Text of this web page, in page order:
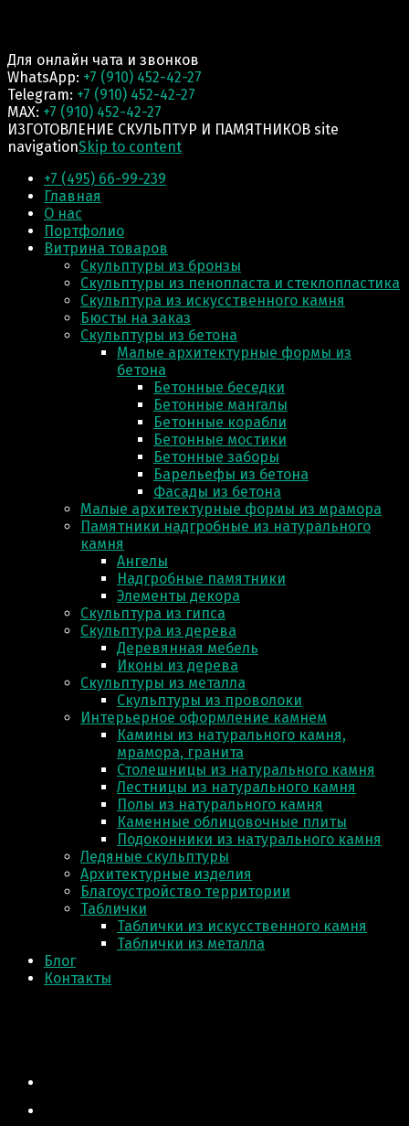
Для онлайн чата и звонков
WhatsApp: +7 (910) 452-42-27
Telegram: +7 (910) 452-42-27
MAX: +7 (910) 452-42-27
ИЗГОТОВЛЕНИЕ СКУЛЬПТУР И ПАМЯТНИКОВ site
navigationSkip to content
+7 (495) 66-99-239
Главная
О нас
Портфолио
Витрина товаров
Скульптуры из бронзы
Скульптуры из пенопласта и стеклопластика
Скульптура из искусственного камня
Бюсты на заказ
Скульптуры из бетона
Малые архитектурные формы из
бетона
Бетонные беседки
Бетонные мангалы
Бетонные корабли
Бетонные мостики
Бетонные заборы
Барельефы из бетона
Фасады из бетона
Малые архитектурные формы из мрамора
Памятники надгробные из натурального
камня
Ангелы
Надгробные памятники
Элементы декора
Скульптура из гипса
Скульптура из деревa
Деревянная мебель
Иконы из дерева
Скульптуры из металла
Скульптуры из проволоки
Интерьерное оформление камнем
Камины из натурального камня,
мрамора, гранита
Столешницы из натурального камня
Лестницы из натурального камня
Полы из натурального камня
Каменные облицовочные плиты
Подоконники из натурального камня
Ледяные скульптуры
Архитектурные изделия
Благоустройство территории
Таблички
Таблички из искусственного камня
Таблички из металла
Блог
Контакты